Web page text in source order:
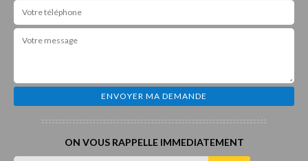
ON VOUS RAPPELLE IMMEDIATEMENT